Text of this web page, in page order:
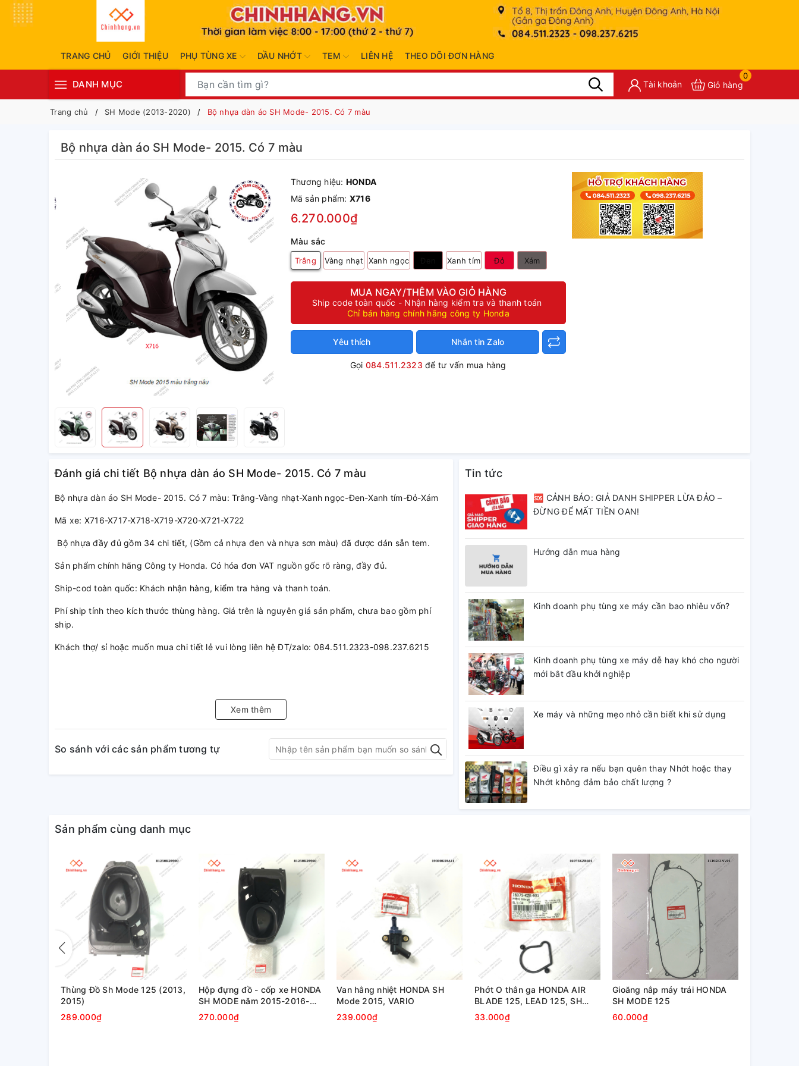
TRANG CHỦ GIỚI THIỆU PHỤ TÙNG XE DẦU NHỚT TEM LIÊN HỆ THEO DÕI ĐƠN HÀNG
DANH MỤC Tài khoản
0
Giỏ hàng
Trang chủ SH Mode (2013-2020) Bộ nhựa dàn áo SH Mode- 2015. Có 7 màu
Bộ nhựa dàn áo SH Mode- 2015. Có 7 màu
Thương hiệu: HONDA
Mã sản phẩm: X716
6.270.000₫
Màu sắc
Trắng Vàng nhạt Xanh ngọc Xanh tím Đỏ Xám
MUA NGAY/THÊM VÀO GIỎ HÀNG
Ship code toàn quốc - Nhận hàng kiểm tra và thanh toán
Chỉ bán hàng chính hãng công ty Honda
Yêu thích Nhắn tin Zalo
Gọi 084.511.2323 để tư vấn mua hàng
Đánh giá chi tiết Bộ nhựa dàn áo SH Mode- 2015. Có 7 màu
Bộ nhựa dàn áo SH Mode- 2015. Có 7 màu: Trắng-Vàng nhạt-Xanh ngọc-Đen-Xanh tím-Đỏ-Xám
Mã xe: X716-X717-X718-X719-X720-X721-X722
Bộ nhựa đầy đủ gồm 34 chi tiết, (Gồm cả nhựa đen và nhựa sơn màu) đã được dán sẵn tem.
Sản phẩm chính hãng Công ty Honda. Có hóa đơn VAT nguồn gốc rõ ràng, đầy đủ.
Ship-cod toàn quốc: Khách nhận hàng, kiểm tra hàng và thanh toán.
Phí ship tính theo kích thước thùng hàng. Giá trên là nguyên giá sản phẩm, chưa bao gồm phí
ship.
Khách thợ/ sỉ hoặc muốn mua chi tiết lẻ vui lòng liên hệ ĐT/zalo: 084.511.2323-098.237.6215
Xem thêm
So sánh với các sản phẩm tương tự
Tin tức
🆘 CẢNH BÁO: GIẢ DANH SHIPPER LỪA ĐẢO –
ĐỪNG ĐỂ MẤT TIỀN OAN!
Hướng dẫn mua hàng
Kinh doanh phụ tùng xe máy cần bao nhiêu vốn?
Kinh doanh phụ tùng xe máy dễ hay khó cho người
mới bắt đầu khởi nghiệp
Xe máy và những mẹo nhỏ cần biết khi sử dụng
Điều gì xảy ra nếu bạn quên thay Nhớt hoặc thay
Nhớt không đảm bảo chất lượng ?
Sản phẩm cùng danh mục
Thùng Đồ Sh Mode 125 (2013,
2015)
289.000₫
Hộp đựng đồ - cốp xe HONDA
SH MODE năm 2015-2016-
2018-2020
270.000₫
Van hằng nhiệt HONDA SH
Mode 2015, VARIO
239.000₫
Phớt O thân ga HONDA AIR
BLADE 125, LEAD 125, SH
MODE
33.000₫
Gioăng nắp máy trái HONDA
SH MODE 125
60.000₫